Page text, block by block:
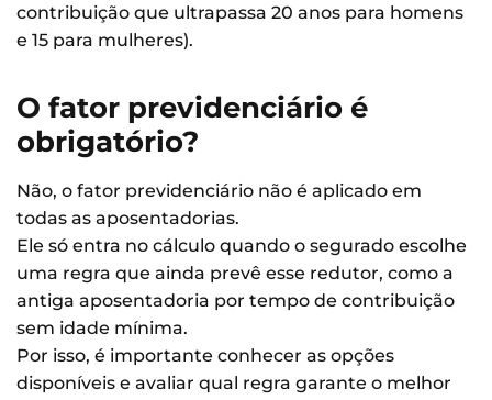
contribuição que ultrapassa 20 anos para homens
e 15 para mulheres).
O fator previdenciário é
obrigatório?
Não, o fator previdenciário não é aplicado em
todas as aposentadorias.
Ele só entra no cálculo quando o segurado escolhe
uma regra que ainda prevê esse redutor, como a
antiga aposentadoria por tempo de contribuição
sem idade mínima.
Por isso, é importante conhecer as opções
disponíveis e avaliar qual regra garante o melhor